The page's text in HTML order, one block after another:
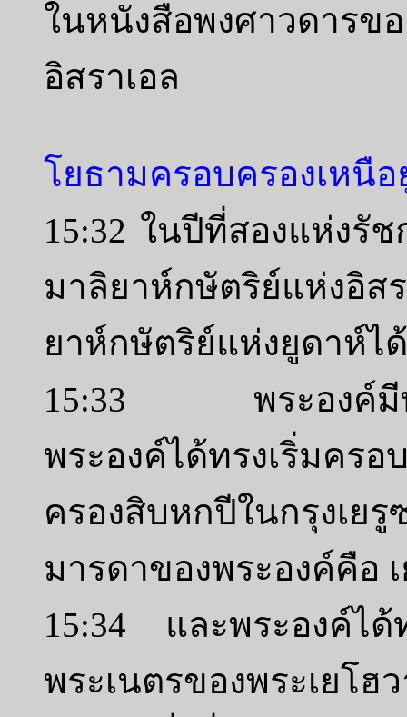
ในหนังสือพงศาวดารข
อิสราเอล
โยธามครอบครองเหนื
15:32 ในปีที่สองแห่งรั
มาลิยาห์กษัตริย์แห่งอิ
ยาห์กษัตริย์แห่งยูดาห์ไ
15:33 พระองค์มีพร
พระองค์ได้ทรงเริ่มคร
ครองสิบหกปีในกรุงเย
มารดาของพระองค์คือ
15:34 และพระองค์ได้
พระเนตรของพระเย